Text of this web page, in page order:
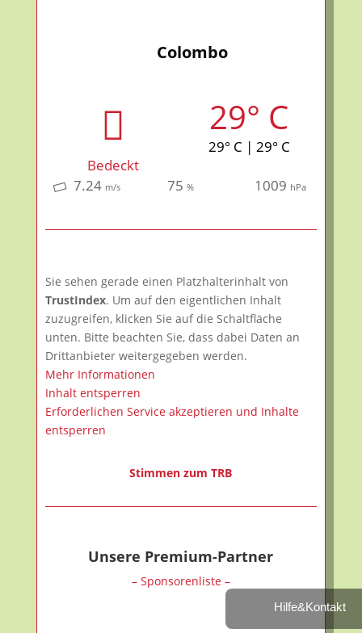
Colombo
Bedeckt
29° C
29° C | 29° C
7.24 m/s 75% 1009 hPa
Sie sehen gerade einen Platzhalterinhalt von
TrustIndex. Um auf den eigentlichen Inhalt
zuzugreifen, klicken Sie auf die Schaltfläche
unten. Bitte beachten Sie, dass dabei Daten an
Drittanbieter weitergegeben werden.
Mehr Informationen
Inhalt entsperren
Erforderlichen Service akzeptieren und Inhalte
entsperren
Stimmen zum TRB
Unsere Premium-Partner
– Sponsorenliste –
Hilfe&Kontakt